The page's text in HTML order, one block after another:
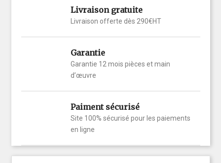
Livraison gratuite
Livraison offerte dès 290€HT
Garantie
Garantie 12 mois pièces et main
d’œuvre
Paiment sécurisé
Site 100% sécurisé pour les paiements
en ligne